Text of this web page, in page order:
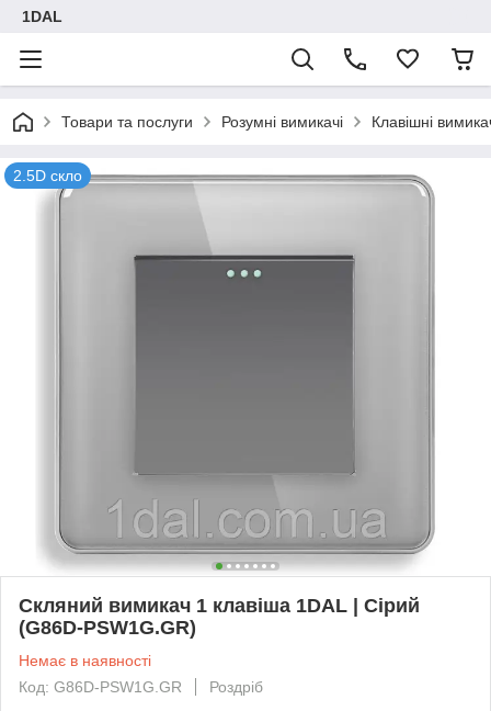
1DAL
Товари та послуги Розумні вимикачі Клавішні
2.5D скло
Скляний вимикач 1 клавіша 1DAL | Сірий
(G86D-PSW1G.GR)
Немає в наявності
Код: G86D-PSW1G.GR
Роздріб